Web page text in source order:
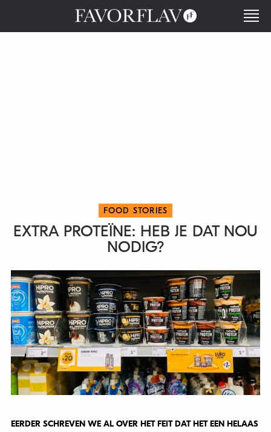
FOOD STORIES
EXTRA PROTEÏNE: HEB JE DAT NOU
NODIG?
EERDER SCHREVEN WE AL OVER HET FEIT DAT HET EEN HELAAS